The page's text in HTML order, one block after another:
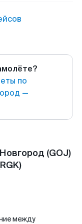
по
—
(GOJ)
между